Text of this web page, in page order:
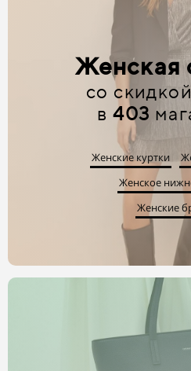
Женская
со
в403
Женские куртки
Женское
Женские